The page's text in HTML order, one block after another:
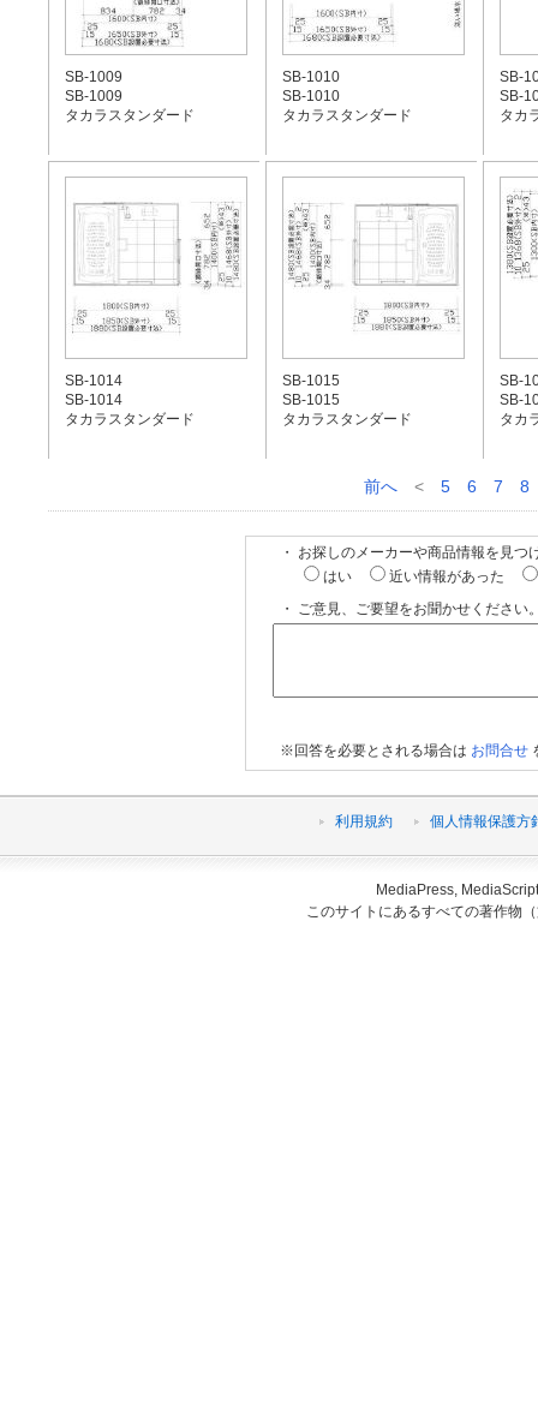
SB-1009
SB-1009
タカラスタンダード
SB-1010
SB-1010
タカラスタンダード
SB-
SB-
タカ
SB-1014
SB-1014
タカラスタンダード
SB-1015
SB-1015
タカラスタンダード
SB-
SB-
タカ
前へ < 5 6 7 8
・ お探しのメーカーや商品情報を見つ
はい
近い情報があった
・ ご意見、ご要望をお聞かせください
※回答を必要とされる場合は お問合せ
利用規約 個人情報保護方
MediaPress,
このサイトにあるすべての著作物